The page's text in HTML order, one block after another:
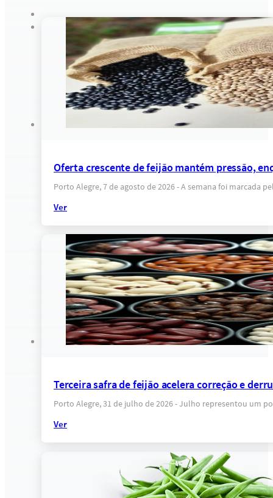
Oferta crescente de feijão mantém pressão,
Porto Alegre, 7 de agosto de 2026 - A semana foi marcada
Ver
Terceira safra de feijão acelera correção e
Porto Alegre, 31 de julho de 2026 - Julho representou um
Ver